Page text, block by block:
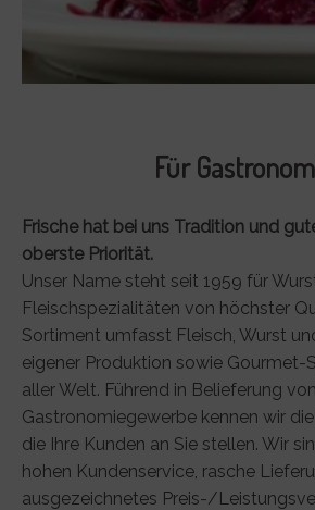
Für
Frische hat bei uns Tradition und
oberste Priorität.
Unser Name steht seit 1959 für
Fleischspezialitäten von höchster
Sortiment umfasst Fleisch, Wurst
eigener Produktion sowie Gourmet-
aller Welt. Führend in Belieferung
Gastronomiegewerbe kennen wir
die Ihre Kunden an Sie stellen. Wir
hohen Kundenservice, rasche
ausgezeichnetes Preis-/